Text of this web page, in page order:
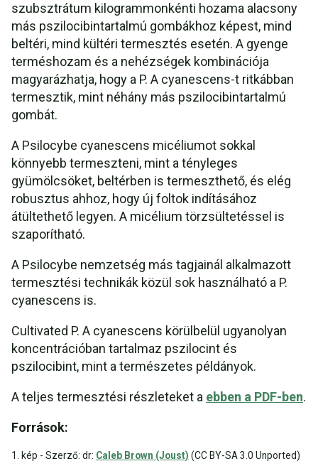
szubsztrátum kilogrammonkénti hozama alacsony
más pszilocibintartalmú gombákhoz képest, mind
beltéri, mind kültéri termesztés esetén. A gyenge
terméshozam és a nehézségek kombinációja
magyarázhatja, hogy a P. A cyanescens-t ritkábban
termesztik, mint néhány más pszilocibintartalmú
gombát.
A Psilocybe cyanescens micéliumot sokkal
könnyebb termeszteni, mint a tényleges
gyümölcsöket, beltérben is termeszthető, és elég
robusztus ahhoz, hogy új foltok indításához
átültethető legyen. A micélium törzsültetéssel is
szaporítható.
A Psilocybe nemzetség más tagjainál alkalmazott
termesztési technikák közül sok használható a P.
cyanescens is.
Cultivated P. A cyanescens körülbelül ugyanolyan
koncentrációban tartalmaz pszilocint és
pszilocibint, mint a természetes példányok.
A teljes termesztési részleteket a ebben a PDF-ben.
Források:
1. kép - Szerző: dr: Caleb Brown (Joust) (CC BY-SA 3.0 Unported)